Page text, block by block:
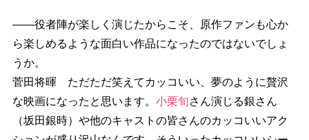
――役者陣が楽しく演じたからこそ、原作ファンも心か
ら楽しめるような面白い作品になったのではないでしょ
うか。
菅田将暉 ただただ笑えてカッコいい、夢のように贅沢
な映画になったと思います。 小栗旬さん演じる銀さん
（坂田銀時）や他のキャストの皆さんのカッコいいアク